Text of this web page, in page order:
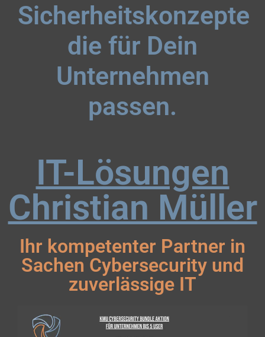
Sicherheitskonzepte
die für Dein
Unternehmen
passen.
IT-Lösungen
Christian Müller
Ihr kompetenter Partner in
Sachen Cybersecurity und
zuverlässige IT